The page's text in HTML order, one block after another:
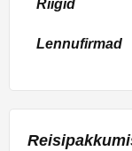
Riigid
Lennufirmad